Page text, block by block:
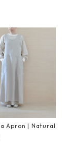
| New | hana Apron | Natural